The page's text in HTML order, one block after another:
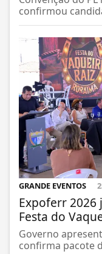
confirmou
GRANDE EVENTOS
Expoferr
Festa do
Governo
confirma pacote